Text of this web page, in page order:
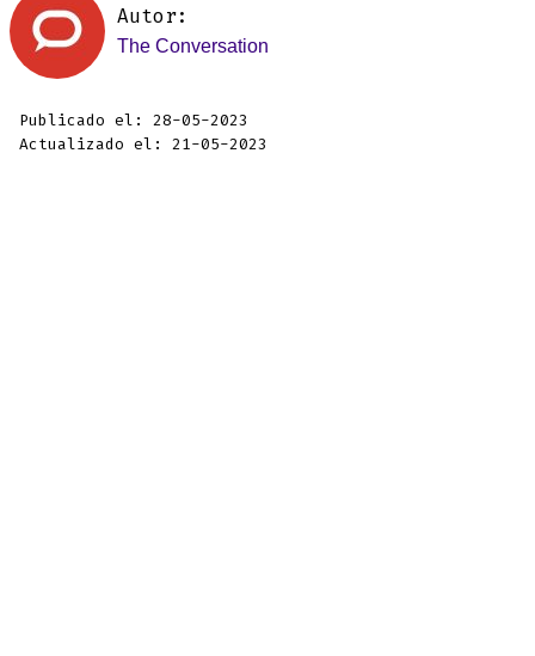
Autor:
The Conversation
Publicado el: 28-05-2023
Actualizado el: 21-05-2023